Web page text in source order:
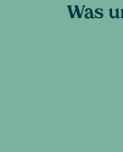
Was